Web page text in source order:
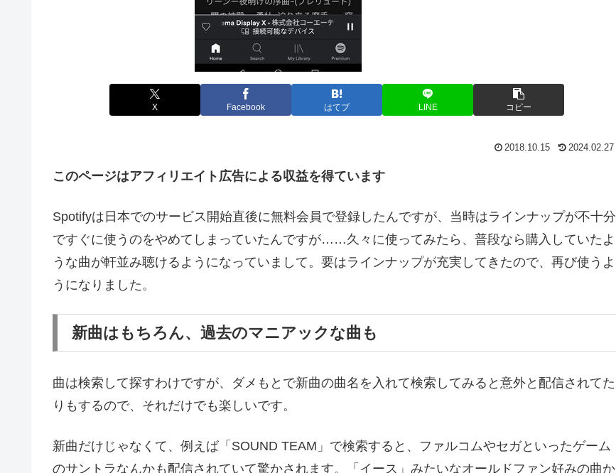
X Facebook はてブ LINE コピー
2018.10.15 2024.02.27
このページはアフィリエイト広告による収益を得ています
Spotifyは日本でのサービス開始直後に無料会員で登録したんですが、当時はラインナップが不十分
ですぐに使うのをやめてしまっていたんですが……久々に使ってみたら、普段なら購入していたよ
うな曲が軒並み聴けるようになっていまして。要はラインナップが充実してきたので、再び使うよ
うになりました。
新曲はもちろん、過去のマニアックな曲も
曲は検索して探すわけですが、ダメもとで新曲の曲名を入れて検索してみると意外と配信されてた
りもするので、それだけでも楽しいです。
新曲だけじゃなくて、例えば「SOUND TEAM」で検索すると、ファルコムやセガといったゲーム
のサントラなんかも配信されていて驚かされます。「イース」みたいなオールドファン好みの曲か